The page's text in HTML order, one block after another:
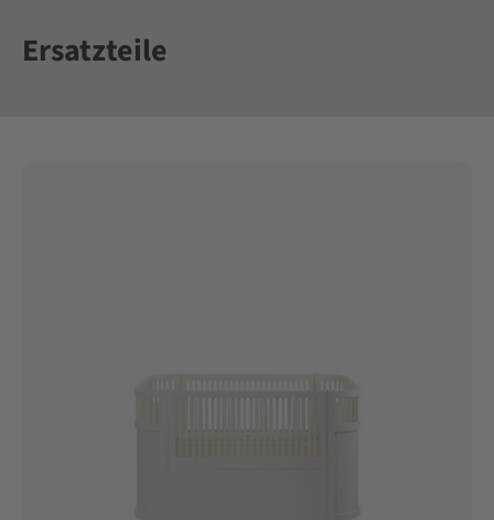
Ersatzteile